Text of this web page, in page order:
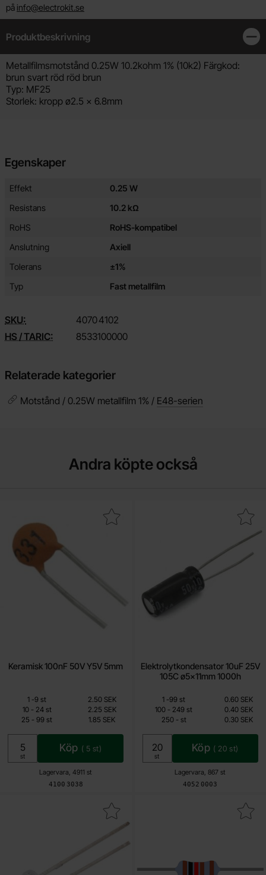
på info@electrokit.se
Produktbeskrivning
Produktbeskrivning
Metallfilmsmotstånd 0.25W 10.2kohm 1% (10k2) Färgkod:
brun svart röd röd brun
Typ: MF25
Storlek: kropp ø2.5 x 6.8mm
Egenskaper
Egenskaper/attribut för denna produkt
Attribut
Effekt
0.25 W
Resistans
10.2 kΩ
RoHS
RoHS-kompatibel
Anslutning
Axiell
Tolerans
±1%
Typ
Fast metallfilm
SKU: 40704102
HS / TARIC:
8533100000
Relaterade kategorier
Motstånd / 0.25W metallfilm 1% / E48-serien
Andra köpte också
Keramisk 100nF 50V Y5V 5mm
Art. nr
4100 3038
Lagervara, 4911 st
0.85 SEK
Inklusive 25% moms
Enhet:
st
Köp ( 5 st)
Makera keramisk 100nF 50V Y5V 5mm som favorit
Mängdrabatt
Pris /st
1 -till
9 st
2.50 SEK
10 -till24 st
2.25 SEK
25 - till
99 st 1.85 SEK
Elektrolytkondensator 10uF 25V
105C ø5x11mm 1000h
Art. nr
4052 0003
Lagervara, 867 st
0.30 SEK
Inklusive 25% moms
Enhet:
st
Köp ( 20 st)
Makera elektrolytkondensator 10uF 25V
Mängdrabatt
Pris /st
1 -till
99 st
0.60 SEK
100 - till
249 st
0.40 SEK
250 -tillst 0.30 SEK
Makera lED 5mm röd flat topp som favorit
Makera metallfilmsmotstånd 0.25W